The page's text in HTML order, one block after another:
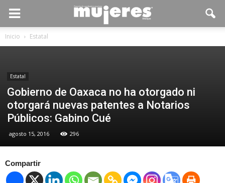
Inicio Estatal
Estatal
Gobierno de Oaxaca no ha otorgado ni
otorgará nuevas patentes a Notarios
Públicos: Gabino Cué
agosto 15, 2016 296
Compartir